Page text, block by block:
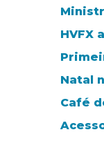
HVFX
Natal
Café